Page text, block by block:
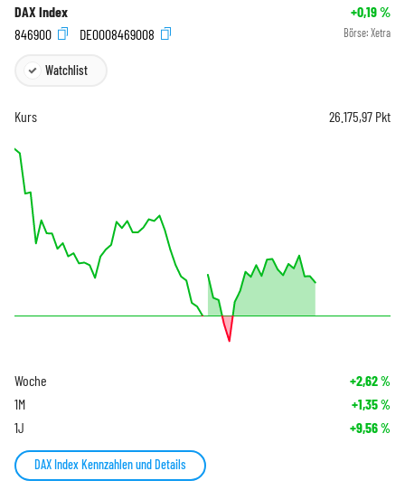
DAX Index +0,19%
846900
DE0008469008 Börse: Xetra
Watchlist
Kurs 26.175,97 Pkt
Woche +2,62%
1M +1,35%
1J +9,56%
DAX Index Kennzahlen und Details